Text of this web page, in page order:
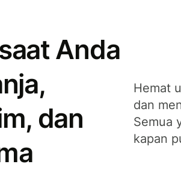
Anda
dan
Hemat
dan
Semua
kapan